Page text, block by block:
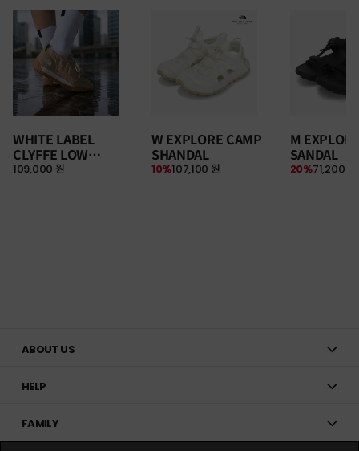
WHITE LABEL
CLYFFE LOW
SNEAKERS
109,000 원
W EXPLORE CAMP
SHANDAL
107,100 원
10%
M
SANDAL
71,200 원
20%
ABOUT US
HELP
FAMILY